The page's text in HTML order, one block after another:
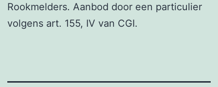
Rookmelders. Aanbod door een particulier
volgens art. 155, IV van CGI.